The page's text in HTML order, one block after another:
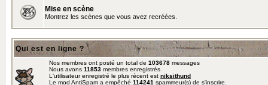
Mise en scène
Montrez les scènes que vous avez recréées.
Qui est en ligne ?
Nos membres ont posté un total de 103678 messages
Nous avons 11853 membres enregistrés
L'utilisateur enregistré le plus récent est niksithund
Le mod AntiSpam a empêché 114241 spammeur(s) de s'inscrire.